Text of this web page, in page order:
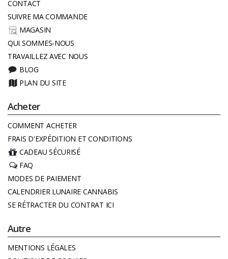
CONTACT
SUIVRE MA COMMANDE
MAGASIN
QUI SOMMES-NOUS
TRAVAILLEZ AVEC NOUS
BLOG
PLAN DU SITE
Acheter
COMMENT ACHETER
FRAIS D'EXPÉDITION ET CONDITIONS
CADEAU SÉCURISÉ
FAQ
MODES DE PAIEMENT
CALENDRIER LUNAIRE CANNABIS
SE RÉTRACTER DU CONTRAT ICI
Autre
MENTIONS LÉGALES